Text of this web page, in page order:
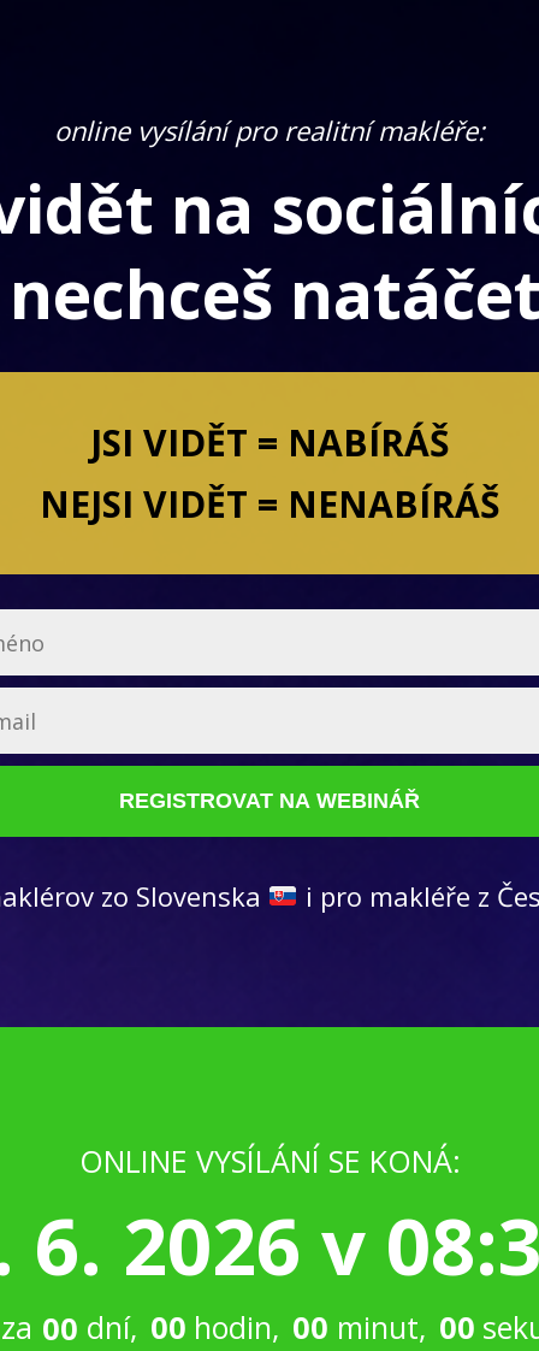
online vysílání pro realitní makléře:
na
JSI VIDĚT = NABÍRÁŠ
NEJSI VIDĚT = NENABÍRÁŠ
REGISTROVAT NA WEBINÁŘ
zo Slovenska i pro makléře z
ONLINE VYSÍLÁNÍ SE KONÁ:
6. 2026 v
00 dní 00 hodin 00 minut 00